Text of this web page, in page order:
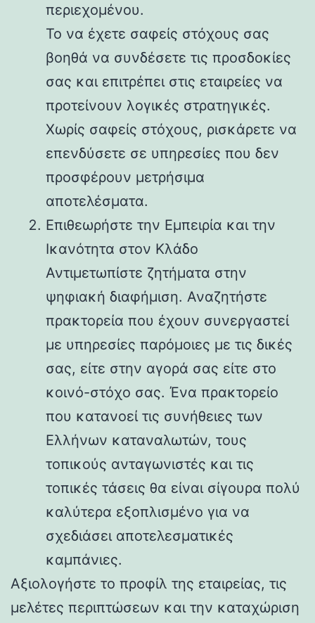
περιεχομένου.
Το να έχετε σαφείς στόχους σας
βοηθά να συνδέσετε τις προσδοκίες
σας και επιτρέπει στις εταιρείες να
προτείνουν λογικές στρατηγικές.
Χωρίς σαφείς στόχους, ρισκάρετε να
επενδύσετε σε υπηρεσίες που δεν
προσφέρουν μετρήσιμα
αποτελέσματα.
Επιθεωρήστε την Εμπειρία και την
Ικανότητα στον Κλάδο
Αντιμετωπίστε ζητήματα στην
ψηφιακή διαφήμιση. Αναζητήστε
πρακτορεία που έχουν συνεργαστεί
με υπηρεσίες παρόμοιες με τις δικές
σας, είτε στην αγορά σας είτε στο
κοινό-στόχο σας. Ένα πρακτορείο
που κατανοεί τις συνήθειες των
Ελλήνων καταναλωτών, τους
τοπικούς ανταγωνιστές και τις
τοπικές τάσεις θα είναι σίγουρα πολύ
καλύτερα εξοπλισμένο για να
σχεδιάσει αποτελεσματικές
καμπάνιες.
Αξιολογήστε το προφίλ της εταιρείας, τις
μελέτες περιπτώσεων και την καταχώριση